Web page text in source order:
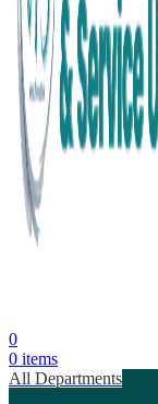
0
0 items
All Departments